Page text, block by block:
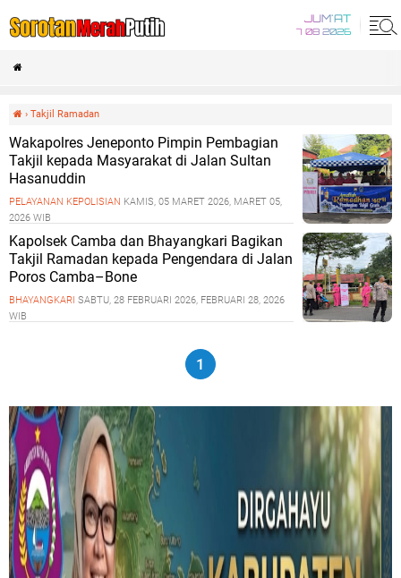
JUM'AT
7 08 2026
› Takjil Ramadan
Wakapolres Jeneponto Pimpin Pembagian
Takjil kepada Masyarakat di Jalan Sultan
Hasanuddin
PELAYANAN KEPOLISIAN KAMIS, 05 MARET 2026, MARET 05,
2026 WIB
Kapolsek Camba dan Bhayangkari Bagikan
Takjil Ramadan kepada Pengendara di Jalan
Poros Camba–Bone
BHAYANGKARI SABTU, 28 FEBRUARI 2026, FEBRUARI 28, 2026
WIB
1